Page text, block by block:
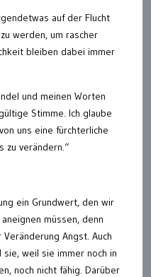
auf der Flucht
werden, um rascher
bleiben dabei immer
und meinen Worten
Stimme. Ich glaube
uns eine fürchterliche
zu verändern.“
ein Grundwert, den wir
müssen, denn
Angst. Auch
weil sie immer noch in
noch nicht fähig. Darüber